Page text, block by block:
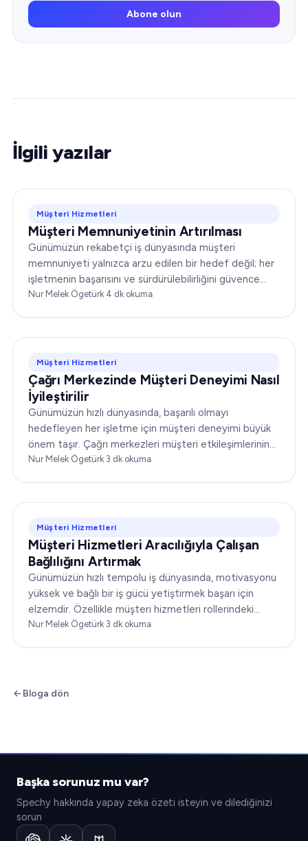
Abone olun
İlgili yazılar
Müşteri Hizmetleri
Müşteri Memnuniyetinin Artırılması
Günümüzün rekabetçi iş dünyasında müşteri
memnuniyeti yalnızca arzu edilen bir hedef değil; her
işletmenin başarısını ve sürdürülebilirliğini güvence
altına almada belirleyici bir unsurdur. Şirketler...
Nur Melek Ögetürk·4 dk okuma
Müşteri Hizmetleri
Çağrı Merkezinde Müşteri Deneyimi Nasıl
İyileştirilir
Günümüzün hızlı dünyasında, başarılı olmayı
hedefleyen her işletme için müşteri deneyimi büyük
önem taşır. Çağrı merkezleri müşteri etkileşimlerinin
ön cephesinde yer alır ve bu da operasyonlarını
Nur Melek Ögetürk·3 dk okuma
Müşteri Hizmetleri
Müşteri Hizmetleri Aracılığıyla Çalışan
Bağlılığını Artırmak
Günümüzün hızlı tempolu iş dünyasında, motivasyonu
yüksek ve bağlı bir iş gücü yetiştirmek başarı için
elzemdir. Özellikle müşteri hizmetleri rollerindeki
çalışan bağlılığı…
Nur Melek Ögetürk·3 dk okuma
Bloga dön
Başka sorunuz mu var?
Spechy hakkında yapay zeka özeti isteyin ve dilediğinizi
sorun